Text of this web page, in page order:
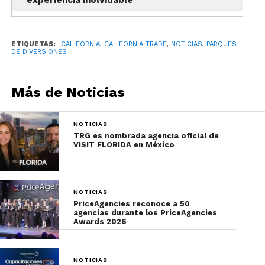
Por último, tus clientes podrán divertirse con
asombrosos desfiles, espectáculos en vivo con los
personajes como Elmo, Lola, Big Bird y muchos
más. No olvides recomendárle a tus clientes
conservar sus recuerdos en fotografías de sus
familias y los amigos de Plaza Sésamo.
SeaWorld San Diego Emperor
ETIQUETAS: CALIFORNIA, CALIFORNIA TRADE, NOTICIAS, PARQUES
DE DIVERSIONES
Más de Noticias
NOTICIAS
TRG es nombrada agencia oficial de
VISIT FLORIDA en México
NOTICIAS
PriceAgencies reconoce a 50
agencias durante los PriceAgencies
Awards 2026
NOTICIAS